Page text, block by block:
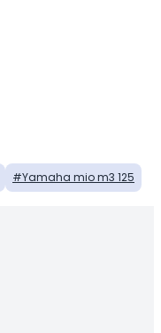
Yamaha mio m3 125